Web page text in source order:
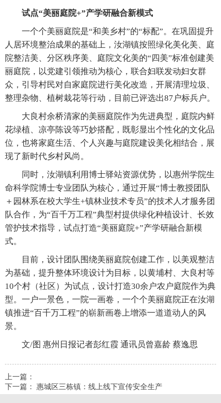
试点“美丽庭院+”产学研融合新模式
一个个美丽庭院是“和美乡村”的“标配”。在巩固提升
人居环境整治成果的基础上，汝湖镇按照绿化美化美、庭
院整洁美、分区秩序美、庭院文化美的“四美”标准创建美
丽庭院，以党建引领推动为核心，联合妇联发动妇女群
众，引导村民对自家庭院进行美化改造，开展清理垃圾、
整理杂物、植树栽花等行动，目前已评选出87户标兵户。
大良村余桥清家的美丽庭院作为先进典型，庭院内鲜
花绿植、凉亭陈设等巧妙搭配，既彰显出个性化的文化品
位，也将家庭生活、个人兴趣与庭院建设美化相结合，展
现了新时代乡村风尚。
同时，汝湖镇利用博士驿站资源优势，以惠州学院生
命科学院博士专业团队为核心，通过开展“博士教授团队
＋园林系在校大学生+镇林业技术专员”的技术人才服务团
队合作，为“百千万工程”典型村提供绿化种植设计、长效
管护技术指导，试点打造“美丽庭院+”产学研融合新模
式。
目前，设计团队围绕美丽庭院创建工作，以美观整洁
为基础，提升整体环境设计为目标，以黄埔村、大良村等
10个村（社区）为试点，设计打造30余户农户庭院作为典
型。一户一景色，一院一画卷，一个个美丽庭院正在汝湖
镇推进“百千万工程”的崭新画卷上增添一道道动人的风
景。
文/图 惠州日报记者彭红霞 通讯员曾嘉龄 蔡逸思
上一篇：
下一篇： 惠城区三栋镇：线上线下宣传安全生产